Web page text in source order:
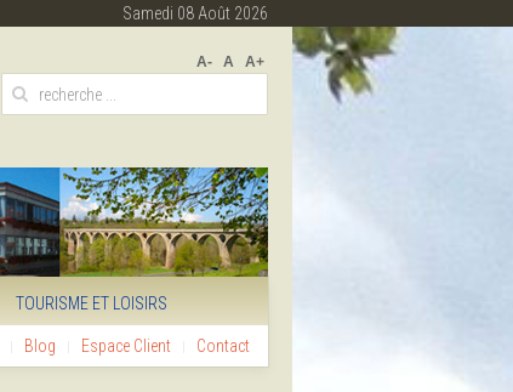
Samedi 08 Août 2026
A- A A+
TOURISME ET LOISIRS
Blog Espace Client Contact